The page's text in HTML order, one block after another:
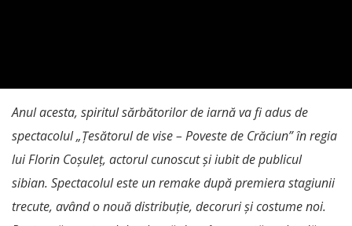
Anul acesta, spiritul sărbătorilor de iarnă va fi adus de
spectacolul „Ţesătorul de vise – Poveste de Crăciun” în regia
lui Florin Coşuleţ, actorul cunoscut şi iubit de publicul
sibian. Spectacolul este un remake după premiera stagiunii
trecute, având o nouă distribuţie, decoruri şi costume noi.